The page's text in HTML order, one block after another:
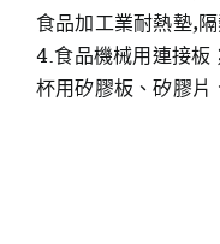
食品加工業耐熱墊,
4.食品機械用連接板
杯用矽膠板、矽膠片